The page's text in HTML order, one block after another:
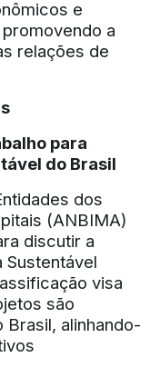
e
a
relações de
para
do Brasil
dos
(ANBIMA)
discutir a
Sustentável
visa
são
alinhando-